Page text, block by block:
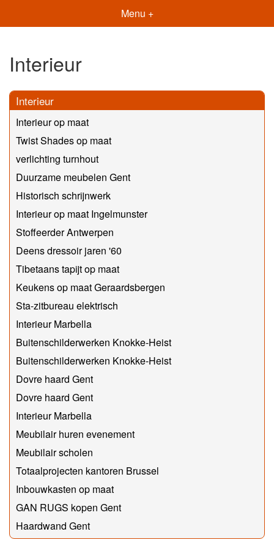
Menu +
Interieur
Interieur
Interieur op maat
Twist Shades op maat
verlichting turnhout
Duurzame meubelen Gent
Historisch schrijnwerk
Interieur op maat Ingelmunster
Stoffeerder Antwerpen
Deens dressoir jaren '60
Tibetaans tapijt op maat
Keukens op maat Geraardsbergen
Sta-zitbureau elektrisch
Interieur Marbella
Buitenschilderwerken Knokke-Heist
Buitenschilderwerken Knokke-Heist
Dovre haard Gent
Dovre haard Gent
Interieur Marbella
Meubilair huren evenement
Meubilair scholen
Totaalprojecten kantoren Brussel
Inbouwkasten op maat
GAN RUGS kopen Gent
Haardwand Gent